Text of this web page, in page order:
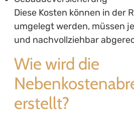
Diese Kosten können in der
umgelegt werden, müssen
und nachvollziehbar
Wie wird die
erstellt?